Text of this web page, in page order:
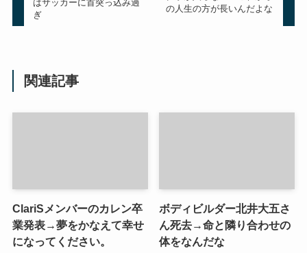
はサッカーに首突っ込み過
ぎ
の人生の方が長いんだよな
関連記事
ClariSメンバーのカレン卒
業発表→夢をかなえて幸せ
になってください。
ボディビルダー北井大五さ
ん死去→命と隣り合わせの
体をなんだな